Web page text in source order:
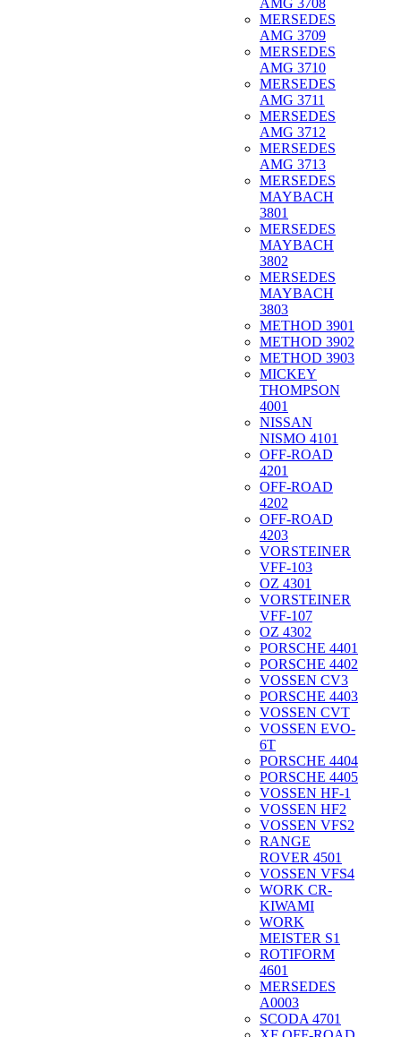
AMG 3708
MERSEDES
AMG 3709
MERSEDES
AMG 3710
MERSEDES
AMG 3711
MERSEDES
AMG 3712
MERSEDES
AMG 3713
MERSEDES
MAYBACH
3801
MERSEDES
MAYBACH
3802
MERSEDES
MAYBACH
3803
METHOD 3901
METHOD 3902
METHOD 3903
MICKEY
THOMPSON
4001
NISSAN
NISMO 4101
OFF-ROAD
4201
OFF-ROAD
4202
OFF-ROAD
4203
VORSTEINER
VFF-103
OZ 4301
VORSTEINER
VFF-107
OZ 4302
PORSCHE 4401
PORSCHE 4402
VOSSEN CV3
PORSCHE 4403
VOSSEN CVT
VOSSEN EVO-
6T
PORSCHE 4404
PORSCHE 4405
VOSSEN HF-1
VOSSEN HF2
VOSSEN VFS2
RANGE
ROVER 4501
VOSSEN VFS4
WORK CR-
KIWAMI
WORK
MEISTER S1
ROTIFORM
4601
MERSEDES
A0003
SCODA 4701